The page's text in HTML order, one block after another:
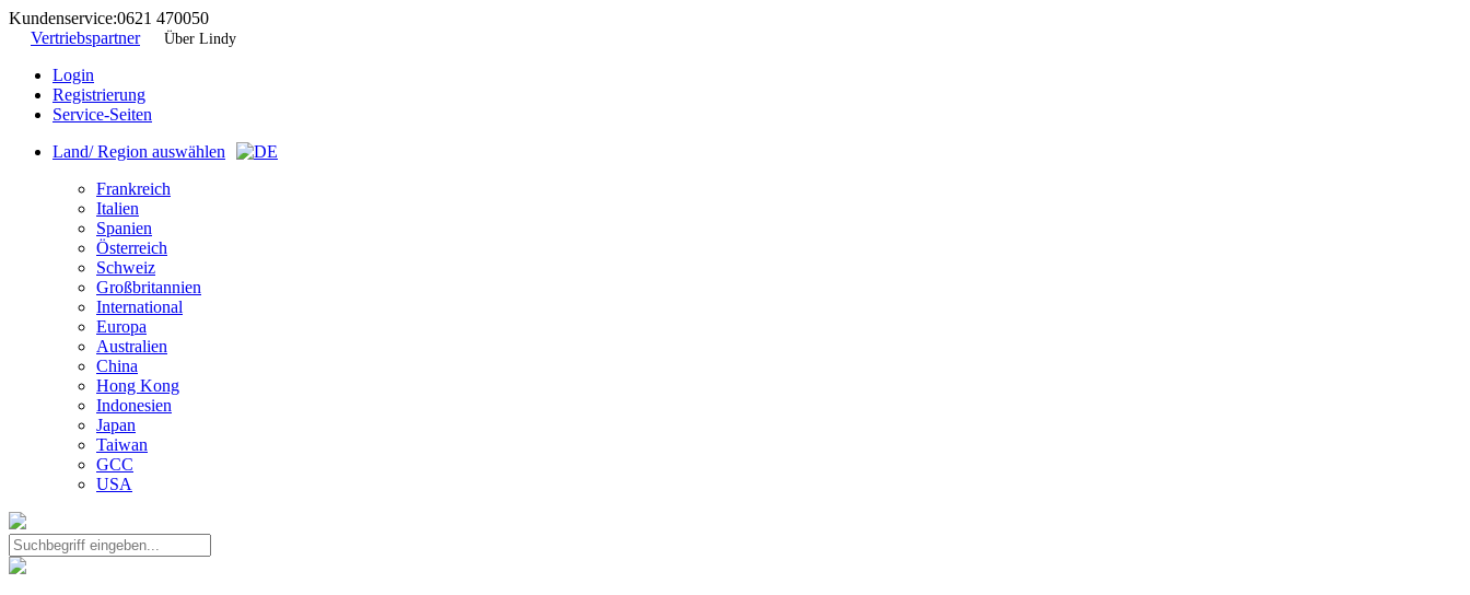
Kundenservice:0621 470050
Vertriebspartner
Über Lindy
Login
Registrierung
Service-Seiten
Land/ Region auswählen
Frankreich
Italien
Spanien
Österreich
Schweiz
Großbritannien
International
Europa
Australien
China
Hong Kong
Indonesien
Japan
Taiwan
GCC
USA